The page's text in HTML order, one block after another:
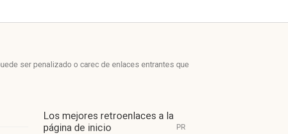
ser penalizado o carec de enlaces entrantes que
Los mejores retroenlaces a la
página de inicio
PR